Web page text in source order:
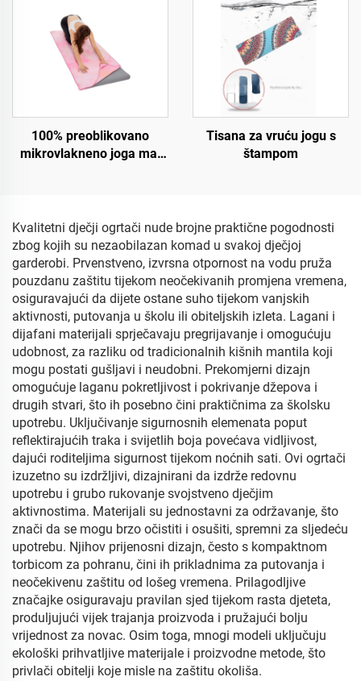
100% preoblikovano
mikrovlakneno joga mat
Tisana za vruću jogu s
štampom
Kvalitetni dječji ogrtači nude brojne praktične pogodnosti
zbog kojih su nezaobilazan komad u svakoj dječjoj
garderobi. Prvenstveno, izvrsna otpornost na vodu pruža
pouzdanu zaštitu tijekom neočekivanih promjena vremena,
osiguravajući da dijete ostane suho tijekom vanjskih
aktivnosti, putovanja u školu ili obiteljskih izleta. Lagani i
dijafani materijali sprječavaju pregrijavanje i omogućuju
udobnost, za razliku od tradicionalnih kišnih mantila koji
mogu postati gušljavi i neudobni. Prekomjerni dizajn
omogućuje laganu pokretljivost i pokrivanje džepova i
drugih stvari, što ih posebno čini praktičnima za školsku
upotrebu. Uključivanje sigurnosnih elemenata poput
reflektirajućih traka i svijetlih boja povećava vidljivost,
dajući roditeljima sigurnost tijekom noćnih sati. Ovi ogrtači
izuzetno su izdržljivi, dizajnirani da izdrže redovnu
upotrebu i grubo rukovanje svojstveno dječjim
aktivnostima. Materijali su jednostavni za održavanje, što
znači da se mogu brzo očistiti i osušiti, spremni za sljedeću
upotrebu. Njihov prijenosni dizajn, često s kompaktnom
torbicom za pohranu, čini ih prikladnima za putovanja i
neočekivenu zaštitu od lošeg vremena. Prilagodljive
značajke osiguravaju pravilan sjed tijekom rasta djeteta,
produljujući vijek trajanja proizvoda i pružajući bolju
vrijednost za novac. Osim toga, mnogi modeli uključuju
ekološki prihvatljive materijale i proizvodne metode, što
privlači obitelji koje misle na zaštitu okoliša.